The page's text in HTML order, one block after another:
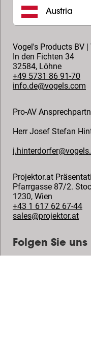
Austria
Vogel's Products BV |
In den Fichten 34
32584, Löhne
+49 5731 86 91-70
info.de@vogels.com
Pro-AV
Herr Josef Stefan
Projektor.at
Pfarrgasse 87/2.
1230, Wien
+43 1 617 62 67-44
sales@projektor.at
Folgen Sie uns